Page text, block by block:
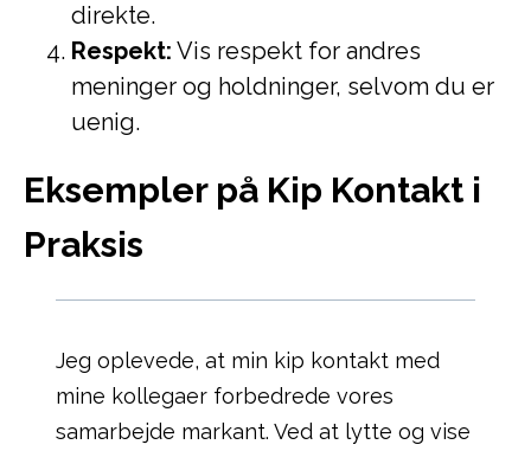
direkte.
Respekt: Vis respekt for andres
meninger og holdninger, selvom du er
uenig.
Eksempler på Kip Kontakt i
Praksis
Jeg oplevede, at min kip kontakt med
mine kollegaer forbedrede vores
samarbejde markant. Ved at lytte og vise